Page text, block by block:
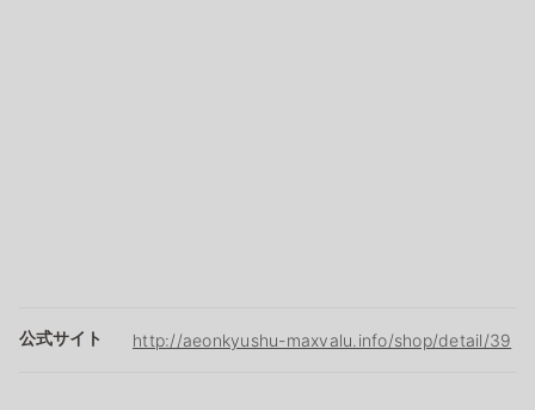
公式サイト http://aeonkyushu-maxvalu.info/shop/detail/39